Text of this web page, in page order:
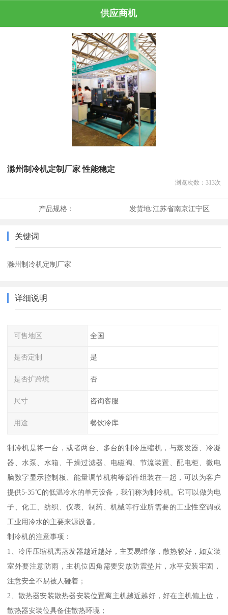
供应商机
滁州制冷机定制厂家 性能稳定
浏览次数： 313次
产品规格： 发货地:江苏省南京江宁区
关键词
滁州制冷机定制厂家
详细说明
可售地区 全国
是否定制 是
是否扩跨境 否
尺寸 咨询客服
用途 餐饮冷库
制冷机是将一台，或者两台、多台的制冷压缩机，与蒸发器、冷凝
器、水泵、水箱、干燥过滤器、电磁阀、节流装置、配电柜、微电
脑数字显示控制板、能量调节机构等部件组装在一起，可以为客户
提供5-35℃的低温冷水的单元设备，我们称为制冷机。它可以做为电
子、化工、纺织、仪表、制药、机械等行业所需要的工业性空调或
工业用冷水的主要来源设备。
制冷机的注意事项：
1、冷库压缩机离蒸发器越近越好，主要易维修，散热较好，如安装
室外要注意防雨，主机位四角需要安放防震垫片，水平安装牢固，
注意安全不易被人碰着；
2、散热器安装散热器安装位置离主机越近越好，好在主机偏上位，
散热器安装位具备佳散热环境；